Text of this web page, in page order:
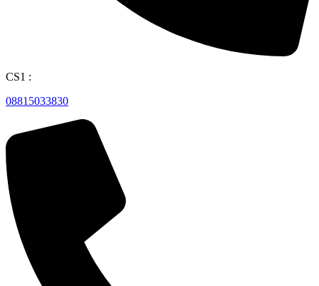
CS1 :
08815033830